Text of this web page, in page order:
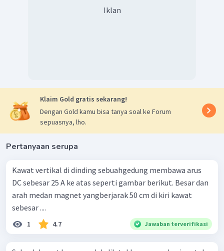
Iklan
Klaim Gold gratis sekarang!
Dengan Gold kamu bisa tanya soal ke Forum
sepuasnya, lho.
Pertanyaan serupa
Kawat vertikal di dinding sebuahgedung membawa arus
DC sebesar 25 A ke atas seperti gambar berikut. Besar dan
arah medan magnet yangberjarak 50 cm di kiri kawat
sebesar ....
1 4.7 Jawaban terverifikasi